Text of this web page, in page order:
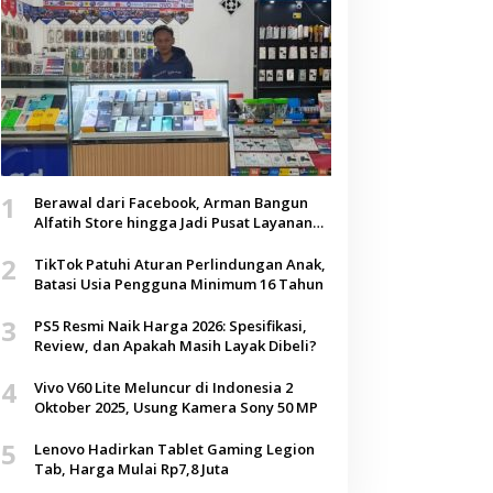
1
Berawal dari Facebook, Arman Bangun
Alfatih Store hingga Jadi Pusat Layanan
2
TikTok Patuhi Aturan Perlindungan Anak,
Batasi Usia Pengguna Minimum 16 Tahun
3
PS5 Resmi Naik Harga 2026: Spesifikasi,
Review, dan Apakah Masih Layak Dibeli?
4
Vivo V60 Lite Meluncur di Indonesia 2
Oktober 2025, Usung Kamera Sony 50 MP
5
Lenovo Hadirkan Tablet Gaming Legion
Tab, Harga Mulai Rp7,8 Juta